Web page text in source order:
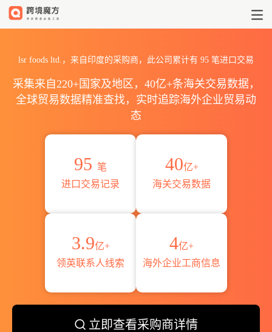
lsr foods ltd.，来自印度的采购商，此公司累计有 95 笔进口交易
采集来自220+国家及地区，40亿+条海关交易数据，
全球贸易数据精准查找，实时追踪海外企业贸易动
态
95 笔
进口交易记录
40亿+
海关交易数据
3.9亿+
领英联系人线索
4亿+
海外企业工商信息
立即查看采购商详情